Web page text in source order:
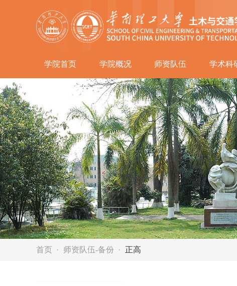
学院首页 学院概况 师资队伍 学术科
首页 师资队伍-备份 正高